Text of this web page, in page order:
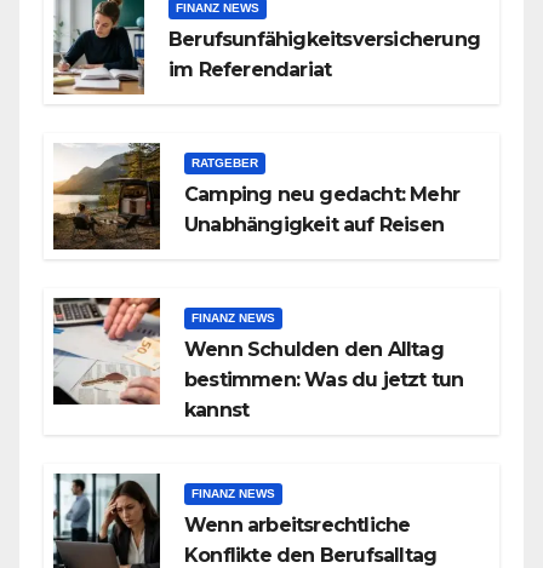
FINANZ NEWS
Berufsunfähigkeitsversicherung
im Referendariat
RATGEBER
Camping neu gedacht: Mehr
Unabhängigkeit auf Reisen
FINANZ NEWS
Wenn Schulden den Alltag
bestimmen: Was du jetzt tun
kannst
FINANZ NEWS
Wenn arbeitsrechtliche
Konflikte den Berufsalltag